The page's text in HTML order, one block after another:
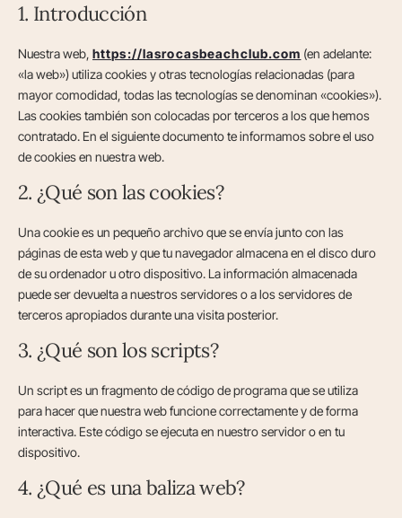
1. Introducción
Nuestra web, https://lasrocasbeachclub.com (en adelante:
«la web») utiliza cookies y otras tecnologías relacionadas (para
mayor comodidad, todas las tecnologías se denominan «cookies»).
Las cookies también son colocadas por terceros a los que hemos
contratado. En el siguiente documento te informamos sobre el uso
de cookies en nuestra web.
2. ¿Qué son las cookies?
Una cookie es un pequeño archivo que se envía junto con las
páginas de esta web y que tu navegador almacena en el disco duro
de su ordenador u otro dispositivo. La información almacenada
puede ser devuelta a nuestros servidores o a los servidores de
terceros apropiados durante una visita posterior.
3. ¿Qué son los scripts?
Un script es un fragmento de código de programa que se utiliza
para hacer que nuestra web funcione correctamente y de forma
interactiva. Este código se ejecuta en nuestro servidor o en tu
dispositivo.
4. ¿Qué es una baliza web?